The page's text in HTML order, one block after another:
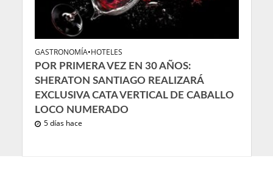
GASTRONOMÍA•HOTELES
POR PRIMERA VEZ EN 30 AÑOS:
SHERATON SANTIAGO REALIZARÁ
EXCLUSIVA CATA VERTICAL DE CABALLO
LOCO NUMERADO
5 días hace